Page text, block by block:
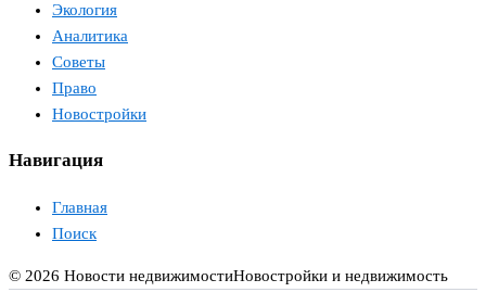
Экология
Аналитика
Советы
Право
Новостройки
Навигация
Главная
Поиск
© 2026 Новости недвижимостиНовостройки и недвижимость